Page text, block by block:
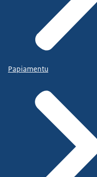
Papiamentu